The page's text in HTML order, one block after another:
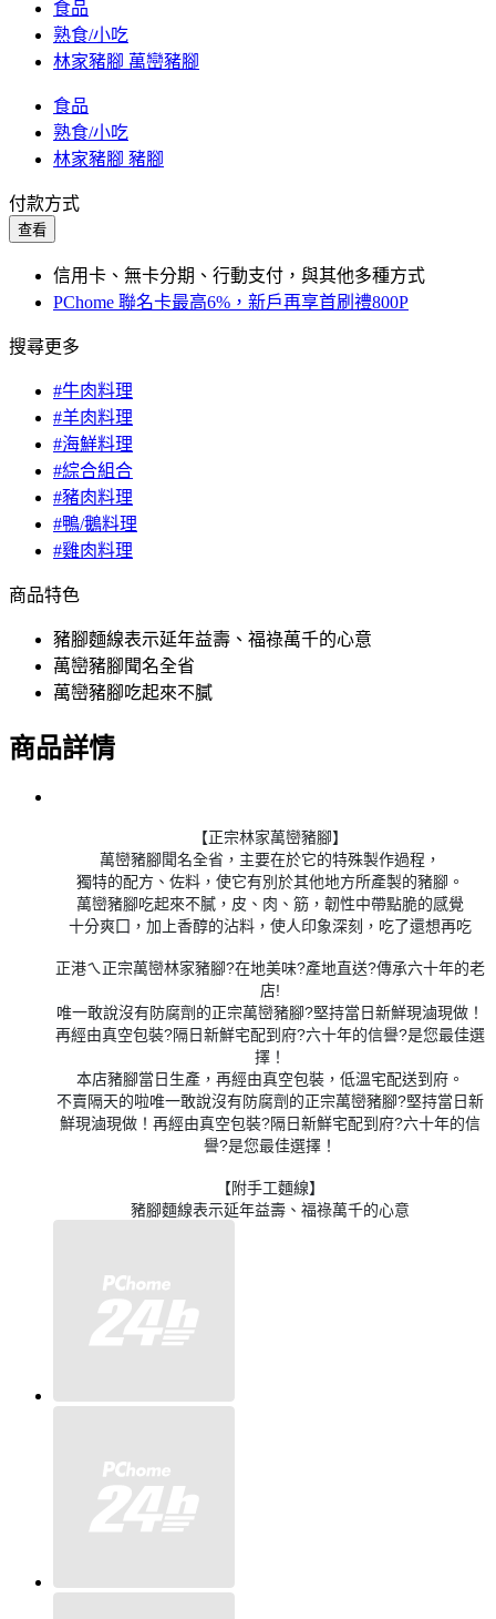
食品
熟食/小吃
林家豬腳 萬巒豬腳
食品
熟食/小吃
林家豬腳 豬腳
付款方式
查看
信用卡、無卡分期、行動支付，與其他多種方式
PChome 聯名卡最高6%，新戶再享首刷禮800P
搜尋更多
#牛肉料理
#羊肉料理
#海鮮料理
#綜合組合
#豬肉料理
#鴨/鵝料理
#雞肉料理
商品特色
豬腳麵線表示延年益壽、福祿萬千的心意
萬巒豬腳聞名全省
萬巒豬腳吃起來不膩
商品詳情
【正宗林家萬巒豬腳】
萬巒豬腳聞名全省，主要在於它的特殊製作過程，
獨特的配方、佐料，使它有別於其他地方所產製的豬腳。
萬巒豬腳吃起來不膩，皮、肉、筋，韌性中帶點脆的感覺
十分爽囗，加上香醇的沾料，使人印象深刻，吃了還想再吃
正港ㄟ正宗萬巒林家豬腳?在地美味?產地直送?傳承六十年的老
店!
唯一敢說沒有防腐劑的正宗萬巒豬腳?堅持當日新鮮現滷現做！
再經由真空包裝?隔日新鮮宅配到府?六十年的信譽?是您最佳選
擇！
本店豬腳當日生產，再經由真空包裝，低溫宅配送到府。
不賣隔天的啦唯一敢說沒有防腐劑的正宗萬巒豬腳?堅持當日新
鮮現滷現做！再經由真空包裝?隔日新鮮宅配到府?六十年的信
譽?是您最佳選擇！
【附手工麵線】
豬腳麵線表示延年益壽、福祿萬千的心意